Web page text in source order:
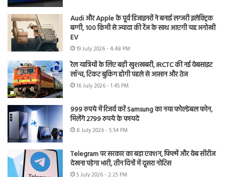
Audi और Apple के पूर्व डिजाइनरों ने बनाई लग्जरी इलेक्ट्रिक
बग्गी, 100 किमी से ज्यादा की रेंज के साथ आएगी यह अनोखी
EV
19 July 2026 - 4:48 PM
रेल यात्रियों के लिए बड़ी खुशखबरी, IRCTC की नई वेबसाइट
लॉन्च, टिकट बुकिंग होगी पहले से आसान और तेज
16 July 2026 - 1:45 PM
999 रुपये में रिजर्व करें Samsung का नया फोल्डेबल फोन,
मिलेंगे 2799 रुपये के फायदे
8 July 2026 - 5:54 PM
Telegram पर सरकार का बड़ा एक्शन, फिल्में और वेब सीरीज
देखना पड़ेगा भारी, तीन दिनों में दूसरा नोटिस
5 July 2026 - 2:25 PM